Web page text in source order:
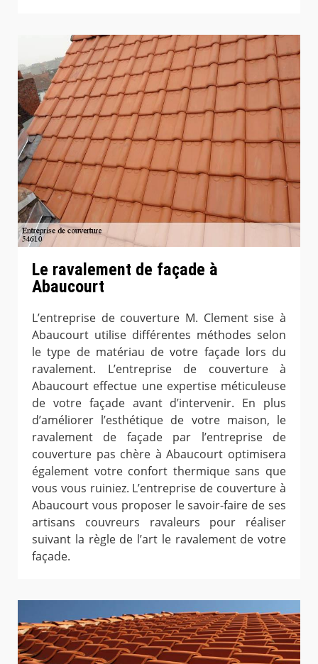
Le ravalement de façade à
Abaucourt
L’entreprise de couverture M. Clement sise à
Abaucourt utilise différentes méthodes selon
le type de matériau de votre façade lors du
ravalement. L’entreprise de couverture à
Abaucourt effectue une expertise méticuleuse
de votre façade avant d’intervenir. En plus
d’améliorer l’esthétique de votre maison, le
ravalement de façade par l’entreprise de
couverture pas chère à Abaucourt optimisera
également votre confort thermique sans que
vous vous ruiniez. L’entreprise de couverture à
Abaucourt vous proposer le savoir-faire de ses
artisans couvreurs ravaleurs pour réaliser
suivant la règle de l’art le ravalement de votre
façade.